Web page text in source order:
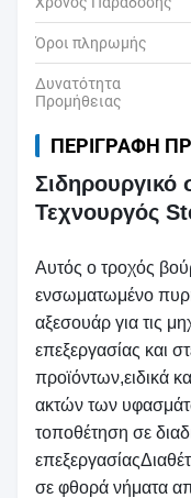
Όροι πληρωμής
Δυνατότητα
Προμήθειας
ΠΕΡΙΓΡΑΦΉ
Σιδηρουργικό
Τεχνουργός
Αυτός ο τροχός
ενσωματωμένο
αξεσουάρ για τις
επεξεργασίας και
προϊόντων,ειδικά
ακτών των
τοποθέτηση σε
σε φθορά νήματα